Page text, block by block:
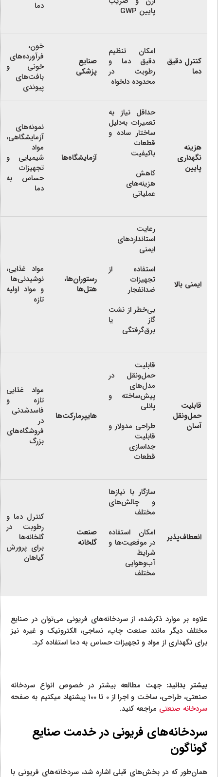
پایین GWP
دما
کنترل دقیق
دما
امکان تنظیم
دقیق دما و
رطوبت در
محدوده دلخواه
صنایع
پزشکی
خون،
فرآورده‌های
خونی و
بافت‌های
پیوندی
هزینه
نگهداری
پایین
حداقل نیاز به
تعمیرات به‌دلیل
ساختار ساده و
قطعات
باکیفیت
کاهش
هزینه‌های
عملیاتی
آزمایشگاه‌ها
نمونه‌های
آزمایشگاهی،
مواد
شیمیایی و
تجهیزات
حساس به
دما
ایمنی بالا
رعایت
استانداردهای
ایمنی
استفاده از
تجهیزات
ضدانفجار
بی‌خطر از نشت
گاز یا
برق‌گرفتگی
رستوران‌ها،
هتل‌ها
مواد غذایی،
نوشیدنی‌ها
و مواد اولیه
تازه
قابلیت
حمل‌ونقل
آسان
قابلیت
حمل‌ونقل در
مدل‌های
پیش‌ساخته و
پانلی
طراحی مدولار و
قابلیت
جداسازی
قطعات
هایپرمارکت‌ها
مواد غذایی
تازه و
فاسدشدنی
در
فروشگاه‌های
بزرگ
انعطاف‌پذیر
سازگار با نیازها
و چالش‌های
مختلف
امکان استفاده
در موقعیت‌ها و
شرایط
آب‌وهوایی
مختلف
صنعت
گلخانه
کنترل دما و
رطوبت در
گلخانه‌ها
برای پرورش
گیاهان
علاوه بر موارد ذکرشده، از سردخانه‌های فریونی می‌توان در صنایع
مختلف دیگر مانند صنعت چاپ، نساجی، الکترونیک و غیره نیز
برای نگهداری از مواد و تجهیزات حساس به دما استفاده کرد.
بیشتر بدانید: جهت مطالعه بیشتر در خصوص انواع سردخانه
صنعتی، طراحی، ساخت و اجرا از 0 تا 100 پیشنهاد میکنیم به صفحه
سردخانه صنعتی مراجعه کنید.
سردخانه‌های فریونی در خدمت صنایع
گوناگون
همان‌طور که در بخش‌های قبلی اشاره شد، سردخانه‌های فریونی با